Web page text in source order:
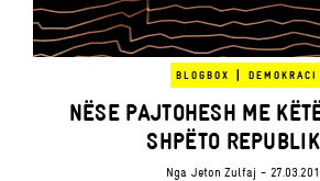
BLOGBOX | DEMOKRACI
NËSE PAJTOHESH ME
SHPËTO
NgaJeton Zulfaj -